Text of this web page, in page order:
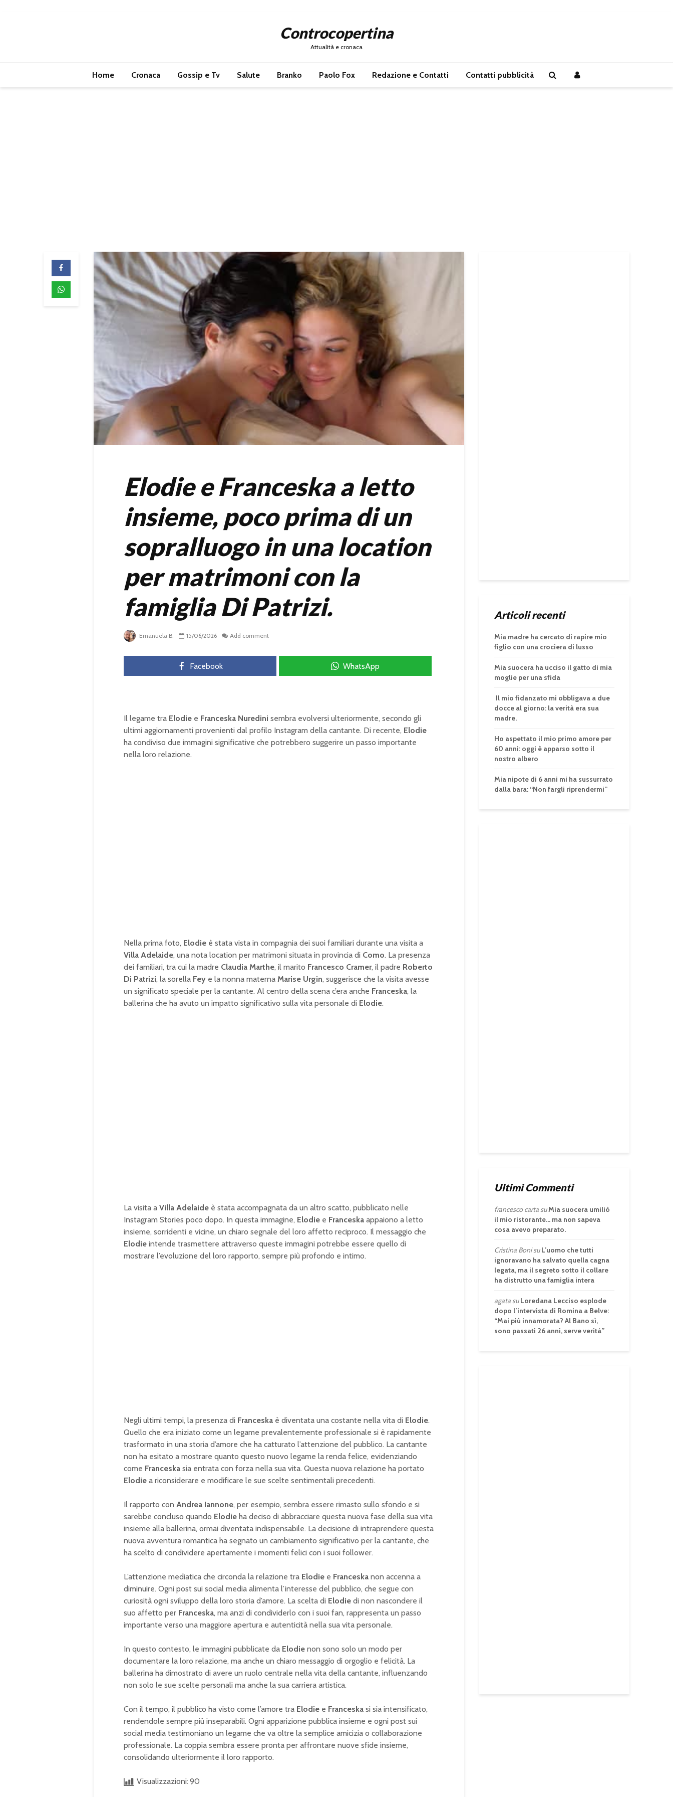
Controcopertina
Attualità e cronaca
Home Cronaca Gossip e Tv Salute Branko Paolo Fox Redazione e Contatti Contatti pubblicità
Elodie e Franceska a letto
insieme, poco prima di un
sopralluogo in una location
per matrimoni con la
famiglia Di Patrizi.
Emanuela B. 15/06/2026 Add comment
Facebook WhatsApp
Il legame tra Elodie e Franceska Nuredini sembra evolversi ulteriormente, secondo gli
ultimi aggiornamenti provenienti dal profilo Instagram della cantante. Di recente, Elodie
ha condiviso due immagini significative che potrebbero suggerire un passo importante
nella loro relazione.
Nella prima foto, Elodie è stata vista in compagnia dei suoi familiari durante una visita a
Villa Adelaide, una nota location per matrimoni situata in provincia di Como. La presenza
dei familiari, tra cui la madre Claudia Marthe, il marito Francesco Cramer, il padre Roberto
Di Patrizi, la sorella Fey e la nonna materna Marise Urgin, suggerisce che la visita avesse
un significato speciale per la cantante. Al centro della scena c’era anche Franceska, la
ballerina che ha avuto un impatto significativo sulla vita personale di Elodie.
La visita a Villa Adelaide è stata accompagnata da un altro scatto, pubblicato nelle
Instagram Stories poco dopo. In questa immagine, Elodie e Franceska appaiono a letto
insieme, sorridenti e vicine, un chiaro segnale del loro affetto reciproco. Il messaggio che
Elodie intende trasmettere attraverso queste immagini potrebbe essere quello di
mostrare l’evoluzione del loro rapporto, sempre più profondo e intimo.
Negli ultimi tempi, la presenza di Franceska è diventata una costante nella vita di Elodie.
Quello che era iniziato come un legame prevalentemente professionale si è rapidamente
trasformato in una storia d’amore che ha catturato l’attenzione del pubblico. La cantante
non ha esitato a mostrare quanto questo nuovo legame la renda felice, evidenziando
come Franceska sia entrata con forza nella sua vita. Questa nuova relazione ha portato
Elodie a riconsiderare e modificare le sue scelte sentimentali precedenti.
Il rapporto con Andrea Iannone, per esempio, sembra essere rimasto sullo sfondo e si
sarebbe concluso quando Elodie ha deciso di abbracciare questa nuova fase della sua vita
insieme alla ballerina, ormai diventata indispensabile. La decisione di intraprendere questa
nuova avventura romantica ha segnato un cambiamento significativo per la cantante, che
ha scelto di condividere apertamente i momenti felici con i suoi follower.
L’attenzione mediatica che circonda la relazione tra Elodie e Franceska non accenna a
diminuire. Ogni post sui social media alimenta l’interesse del pubblico, che segue con
curiosità ogni sviluppo della loro storia d’amore. La scelta di Elodie di non nascondere il
suo affetto per Franceska, ma anzi di condividerlo con i suoi fan, rappresenta un passo
importante verso una maggiore apertura e autenticità nella sua vita personale.
In questo contesto, le immagini pubblicate da Elodie non sono solo un modo per
documentare la loro relazione, ma anche un chiaro messaggio di orgoglio e felicità. La
ballerina ha dimostrato di avere un ruolo centrale nella vita della cantante, influenzando
non solo le sue scelte personali ma anche la sua carriera artistica.
Con il tempo, il pubblico ha visto come l’amore tra Elodie e Franceska si sia intensificato,
rendendole sempre più inseparabili. Ogni apparizione pubblica insieme e ogni post sui
social media testimoniano un legame che va oltre la semplice amicizia o collaborazione
professionale. La coppia sembra essere pronta per affrontare nuove sfide insieme,
consolidando ulteriormente il loro rapporto.
Visualizzazioni: 90
Articoli recenti
Mia madre ha cercato di rapire mio
figlio con una crociera di lusso
Mia suocera ha ucciso il gatto di mia
moglie per una sfida
Il mio fidanzato mi obbligava a due
docce al giorno: la verità era sua
madre.
Ho aspettato il mio primo amore per
60 anni: oggi è apparso sotto il
nostro albero
Mia nipote di 6 anni mi ha sussurrato
dalla bara: “Non fargli riprendermi”
Ultimi Commenti
francesco cartasuMia suocera umiliò
il mio ristorante… ma non sapeva
cosa avevo preparato.
Cristina BonisuL’uomo che tutti
ignoravano ha salvato quella cagna
legata, ma il segreto sotto il collare
ha distrutto una famiglia intera
agatasuLoredana Lecciso esplode
dopo l’intervista di Romina a Belve:
“Mai più innamorata? Al Bano sì,
sono passati 26 anni, serve verità”